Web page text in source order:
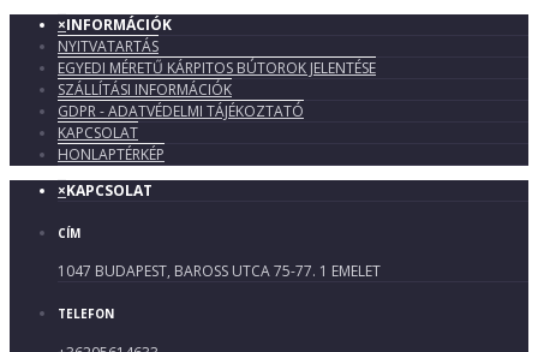
×INFORMÁCIÓK
NYITVATARTÁS
EGYEDI MÉRETŰ KÁRPITOS BÚTOROK JELENTÉSE
SZÁLLÍTÁSI INFORMÁCIÓK
GDPR - ADATVÉDELMI TÁJÉKOZTATÓ
KAPCSOLAT
HONLAPTÉRKÉP
×KAPCSOLAT
CÍM
1047 BUDAPEST, BAROSS UTCA 75-77. 1 EMELET
TELEFON